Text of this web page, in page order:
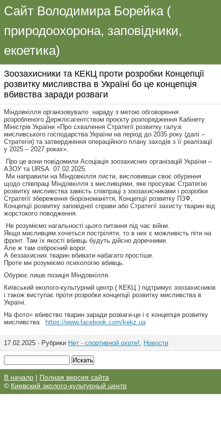
Сайт Володимира Борейка (
природоохорона, заповідники,
екоетика)
Зоозахисники та КЕКЦ проти розробки Концепції
розвитку мисливства в Україні бо це концепція
вбивства заради розваги
Міндовкілля організовувало нараду з метою обговорення
розробленого Держлісагентством проєкту розпорядження Кабінету
Міністрів України «Про схвалення Стратегії розвитку галузі
мисливського господарства України на період до 2035 року (далі –
Стратегія) та затвердження операційного плану заходів з її реалізації
у 2025 – 2027 роках».
️ Про це вони повідомили Асоціація зоозахисних організацій України –
АЗОУ та URSA 07.02.2025.
️ Ми направили на Міндовкілля листи, висловивши своє обурення
щодо співпраці Міндовкілля з мисливцями, яке просуває Стратегію
розвитку мисливства замість співпраці з зоозахисниками і розробки
Стратегії збереження біорізноманіття, Концепції розвитку ПЗФ,
Концепції розвитку заповідної справи або Стратегії захисту тварин від
жорстокого поводження.
‍️ Не розуміємо нагальності цього питання під час війни.
Якщо мисливцям хочеться постріляти, то в них є можливість піти на
фронт. Там їх якості вбивць будуть дійсно доречними.
Але ж там озброєний ворог.
А беззахисних тварин вбивати набагато простіше.
Проте ми розуміємо психологію вбивць.
Обурює лише позиція Міндовкілля.
Київський еколого-культурний центр ( КЕКЦ ) підтримує зоозахисників
і також виступає проти розробки концепції розвитку мисливства в
Україні.
На фото= вбивство тварин заради розваги-це і є концепція розвитку
мисливства
https://www.facebook.com/kekz.ua
17.02.2025 · Рубрики Нет - спортивной охоте!, Новости
В начало | Полная версия сайта
© Киевский эколого-культурный центр